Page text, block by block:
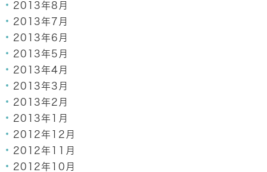
2013年8月
2013年7月
2013年6月
2013年5月
2013年4月
2013年3月
2013年2月
2013年1月
2012年12月
2012年11月
2012年10月